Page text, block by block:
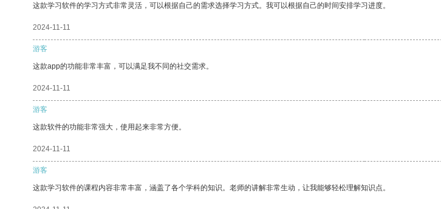
这款学习软件的学习方式非常灵活，可以根据自己的需求选择学习方式。我可以根据自己的时间安排学习进度。
2024-11-11
游客
这款app的功能非常丰富，可以满足我不同的社交需求。
2024-11-11
游客
这款软件的功能非常强大，使用起来非常方便。
2024-11-11
游客
这款学习软件的课程内容非常丰富，涵盖了各个学科的知识。老师的讲解非常生动，让我能够轻松理解知识点。